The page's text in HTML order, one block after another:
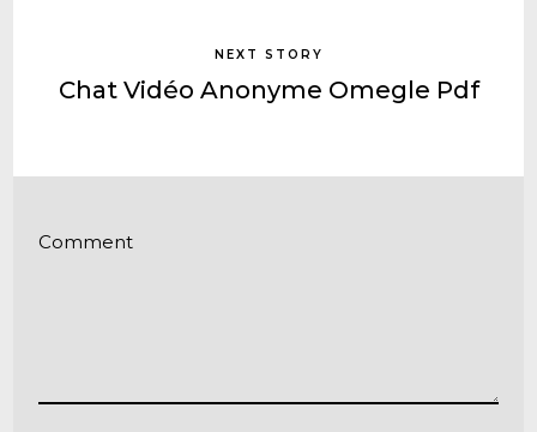
NEXT STORY
Chat Vidéo Anonyme Omegle Pdf
Comment